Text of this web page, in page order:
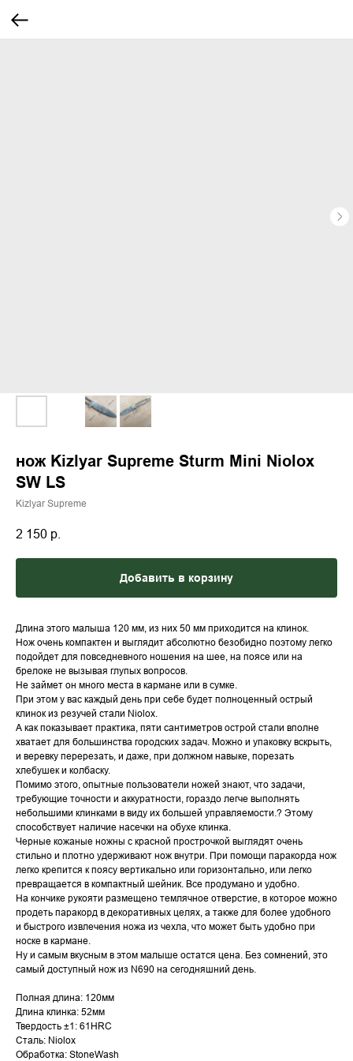
нож Kizlyar Supreme Sturm Mini Niolox
SW LS
Kizlyar Supreme
2 150 р.
Добавить в корзину
Длина этого малыша 120 мм, из них 50 мм приходится на клинок.
Нож очень компактен и выглядит абсолютно безобидно поэтому легко
подойдет для повседневного ношения на шее, на поясе или на
брелоке не вызывая глупых вопросов.
Не займет он много места в кармане или в сумке.
При этом у вас каждый день при себе будет полноценный острый
клинок из резучей стали Niolox.
А как показывает практика, пяти сантиметров острой стали вполне
хватает для большинства городских задач. Можно и упаковку вскрыть,
и веревку перерезать, и даже, при должном навыке, порезать
хлебушек и колбаску.
Помимо этого, опытные пользователи ножей знают, что задачи,
требующие точности и аккуратности, гораздо легче выполнять
небольшими клинками в виду их большей управляемости.? Этому
способствует наличие насечки на обухе клинка.
Черные кожаные ножны с красной прострочкой выглядят очень
стильно и плотно удерживают нож внутри. При помощи паракорда нож
легко крепится к поясу вертикально или горизонтально, или легко
превращается в компактный шейник. Все продумано и удобно.
На кончике рукояти размещено темлячное отверстие, в которое можно
продеть паракорд в декоративных целях, а также для более удобного
и быстрого извлечения ножа из чехла, что может быть удобно при
носке в кармане.
Ну и самым вкусным в этом малыше остатся цена. Без сомнений, это
самый доступный нож из N690 на сегодняшний день.
Полная длина: 120мм
Длина клинка: 52мм
Твердость ±1: 61HRC
Сталь: Niolox
Обработка: StoneWash